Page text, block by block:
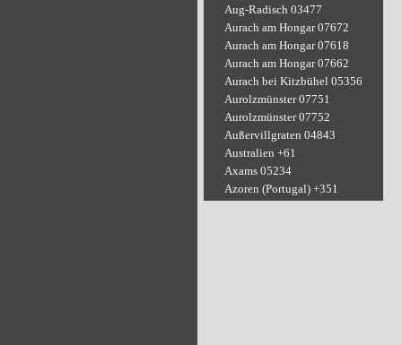
Aug-Radisch 03477
Aurach am Hongar 07672
Aurach am Hongar 07618
Aurach am Hongar 07662
Aurach bei Kitzbühel 05356
Aurolzmünster 07751
Aurolzmünster 07752
Außervillgraten 04843
Australien +61
Axams 05234
Azoren (Portugal) +351